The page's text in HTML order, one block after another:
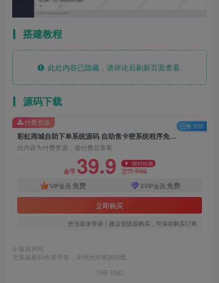
搭建教程
此处内容已隐藏，请评论后刷新页面查看.
源码下载
彩虹商城自助下单系统源码 自助售卡密系统程序免授权版 全自动发卡支持开通分站/货源对接/邮件自动发卡/克隆功能/多种支付接口/十几套模板
此内容为付费资源，请付费后查看
金币 39.9 限时特惠
金币599
VIP会员 免费 SVIP会员 免费
立即购买
您当前未登录！建议登陆后购买，可保存购买订单
付费资源 已售 100
© 版权声明
文章版权归作者所有，未经允许请勿转载。
THE END